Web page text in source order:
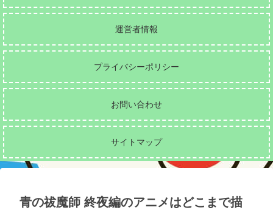
運営者情報
プライバシーポリシー
お問い合わせ
サイトマップ
青の祓魔師 終夜編のアニメはどこまで描